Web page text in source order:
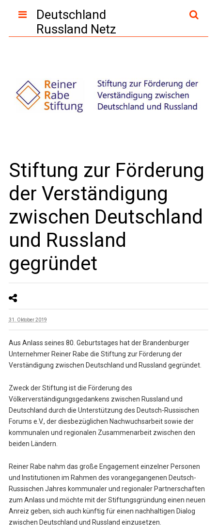
Deutschland
Russland Netz
Stiftung zur Förderung
der Verständigung
zwischen Deutschland
und Russland
gegründet
31. Oktober 2019
Aus Anlass seines 80. Geburtstages hat der Brandenburger
Unternehmer Reiner Rabe die Stiftung zur Förderung der
Verständigung zwischen Deutschland und Russland gegründet.
Zweck der Stiftung ist die Förderung des
Völkerverständigungsgedankens zwischen Russland und
Deutschland durch die Unterstützung des Deutsch-Russischen
Forums e.V., der diesbezüglichen Nachwuchsarbeit sowie der
kommunalen und regionalen Zusammenarbeit zwischen den
beiden Ländern.
Reiner Rabe nahm das große Engagement einzelner Personen
und Institutionen im Rahmen des vorangegangenen Deutsch-
Russischen Jahres kommunaler und regionaler Partnerschaften
zum Anlass und möchte mit der Stiftungsgründung einen neuen
Anreiz geben, sich auch künftig für einen nachhaltigen Dialog
zwischen Deutschland und Russland einzusetzen.